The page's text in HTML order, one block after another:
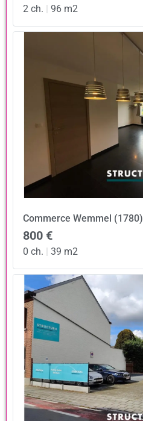
2 ch. | 96 m2
Commerce Wemmel (1780)
800 €
0 ch. 39 m2